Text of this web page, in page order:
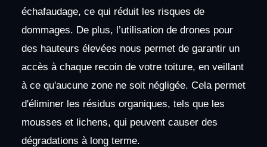
échafaudage, ce qui réduit les risques de
dommages. De plus, l’utilisation de drones pour
des hauteurs élevées nous permet de garantir un
accès à chaque recoin de votre toiture, en veillant
à ce qu'aucune zone ne soit négligée. Cela permet
d'éliminer les résidus organiques, tels que les
mousses et lichens, qui peuvent causer des
dégradations à long terme.